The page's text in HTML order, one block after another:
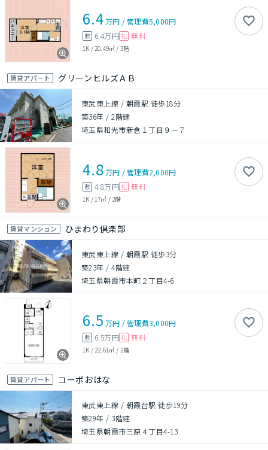
6.4万円 /管理費5,000円
敷 6.4万円 礼 無料
1K / 20.49㎡ / 3階
賃貸アパート グリーンヒルズＡＢ
東武東上線 / 朝霞駅 徒歩18分
築36年 /2階建
埼玉県和光市新倉１丁目９－７
4.8万円 /管理費2,000円
敷 4.8万円 礼 無料
1K / 17㎡ / 2階
賃貸マンション ひまわり倶楽部
東武東上線 / 朝霞駅 徒歩3分
築23年 /4階建
埼玉県朝霞市本町２丁目4-6
6.5 万円 /管理費3,000円
敷 6.5万円 礼 無料
1K / 22.61㎡ / 2階
賃貸アパート コーポおはな
東武東上線 / 朝霞台駅 徒歩19分
築29年 / 3階建
埼玉県朝霞市三原４丁目4-13